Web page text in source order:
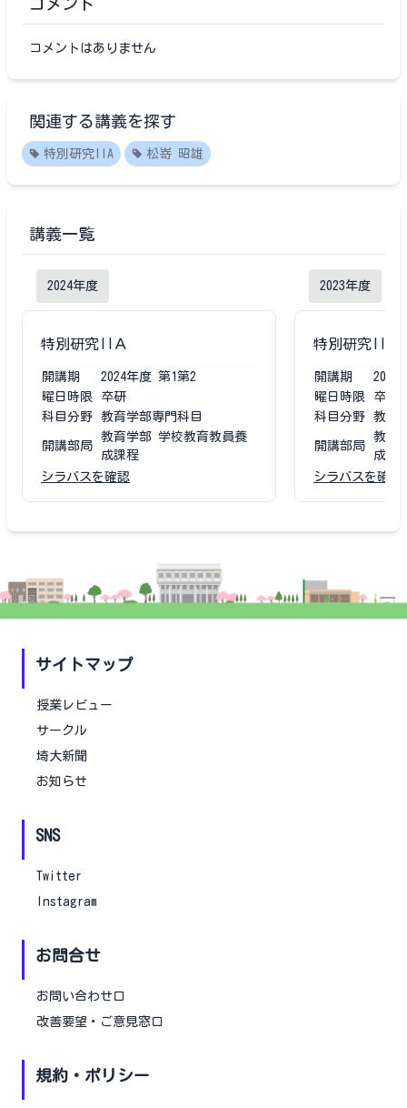
コメント
コメントはありません
関連する講義を探す
特別研究IIA 松嵜 昭雄
講義一覧
2024年度
特別研究IIＡ
開講期 2024年度 第1第2
曜日時限
卒研
科目分野
教育学部専門科目
開講部局
教育学部 学校教育教員養
成課程
シラバスを確認
2023年度
特別研究IIＡ
開講期 2023
曜日時限
卒研
科目分野
教育
開講部局
教育
成課
シラバスを確認
サイトマップ
授業レビュー
サークル
埼大新聞
お知らせ
SNS
Twitter
Instagram
お問合せ
お問い合わせ口
改善要望・ご意見窓口
規約・ポリシー